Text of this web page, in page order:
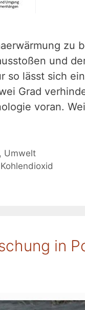
zu
und
so lässt sich
Grad
voran.
, Umwelt
Kohlendioxid
in